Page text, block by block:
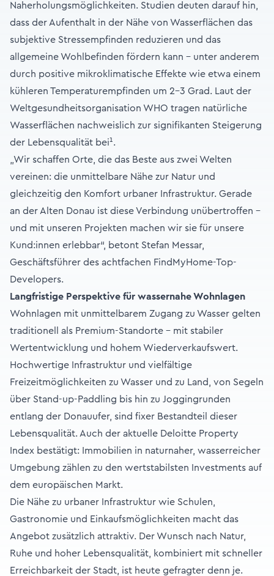
Naherholungsmöglichkeiten. Studien deuten darauf hin,
dass der Aufenthalt in der Nähe von Wasserflächen das
subjektive Stressempfinden reduzieren und das
allgemeine Wohlbefinden fördern kann – unter anderem
durch positive mikroklimatische Effekte wie etwa einem
kühleren Temperaturempfinden um 2-3 Grad. Laut der
Weltgesundheitsorganisation WHO tragen natürliche
Wasserflächen nachweislich zur signifikanten Steigerung
der Lebensqualität bei¹.
„Wir schaffen Orte, die das Beste aus zwei Welten
vereinen: die unmittelbare Nähe zur Natur und
gleichzeitig den Komfort urbaner Infrastruktur. Gerade
an der Alten Donau ist diese Verbindung unübertroffen –
und mit unseren Projekten machen wir sie für unsere
Kund:innen erlebbar“, betont Stefan Messar,
Geschäftsführer des achtfachen FindMyHome-Top-
Developers.
Langfristige Perspektive für wassernahe Wohnlagen
Wohnlagen mit unmittelbarem Zugang zu Wasser gelten
traditionell als Premium-Standorte – mit stabiler
Wertentwicklung und hohem Wiederverkaufswert.
Hochwertige Infrastruktur und vielfältige
Freizeitmöglichkeiten zu Wasser und zu Land, von Segeln
über Stand-up-Paddling bis hin zu Joggingrunden
entlang der Donauufer, sind fixer Bestandteil dieser
Lebensqualität. Auch der aktuelle Deloitte Property
Index bestätigt: Immobilien in naturnaher, wasserreicher
Umgebung zählen zu den wertstabilsten Investments auf
dem europäischen Markt.
Die Nähe zu urbaner Infrastruktur wie Schulen,
Gastronomie und Einkaufsmöglichkeiten macht das
Angebot zusätzlich attraktiv. Der Wunsch nach Natur,
Ruhe und hoher Lebensqualität, kombiniert mit schneller
Erreichbarkeit der Stadt, ist heute gefragter denn je.